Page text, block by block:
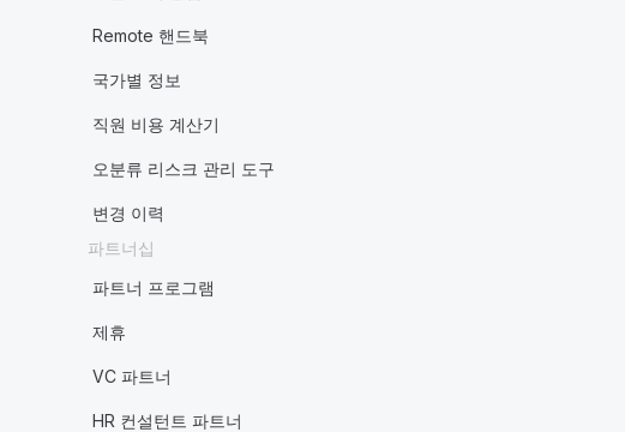
Remote 핸드북
국가별 정보
직원 비용 계산기
오분류 리스크 관리 도구
변경 이력
파트너십
파트너 프로그램
제휴
VC 파트너
HR 컨설턴트 파트너